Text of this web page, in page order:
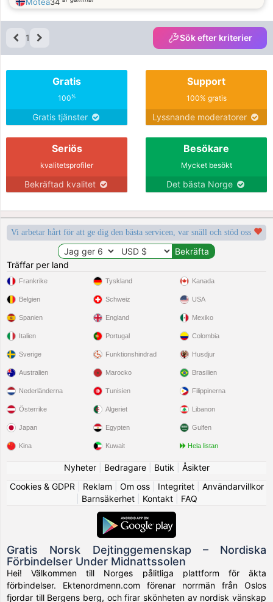
1 Sök efter kriterier
Gratis
100%
Gratis tjänster
Support
100% gratis
Lyssnande moderatorer
Seriös
kvalitetsprofiler
Bekräftad kvalitet
Besökare
Mycket besökt
Det bästa Norge
Vi arbetar hårt för att ge dig den bästa servicen, var snäll och stöd oss
Träffar per land
Frankrike
Belgien
Spanien
Italien
Sverige
Tyskland
Schweiz
England
Portugal
Funktionshindrad
Kanada
USA
Mexiko
Colombia
Husdjur
Australien
Nederländerna
Österrike
Japan
Kina
Marocko
Tunisien
Algeriet
Egypten
Kuwait
Brasilien
Filippinerna
Libanon
Gulfen
Hela listan
Nyheter| Bedragare| Butik
Åsikter
Cookies & GDPR
Reklam Om oss| Integritet| Användarvillkor
Barnsäkerhet| Kontakt| FAQ
Gratis Norsk Dejtinggemenskap – Nordiska
Förbindelser Under Midnattssolen
Hei! Välkommen till Norges pålitliga plattform för äkta
förbindelser. Ektenordmenn.com förenar norrmän från Oslos
fjordar till Bergens berg, och firar skönheten av nordisk vänskap